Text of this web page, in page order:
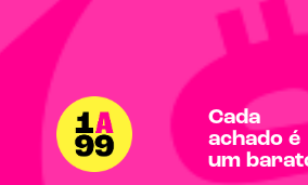
Cada
achado é
um